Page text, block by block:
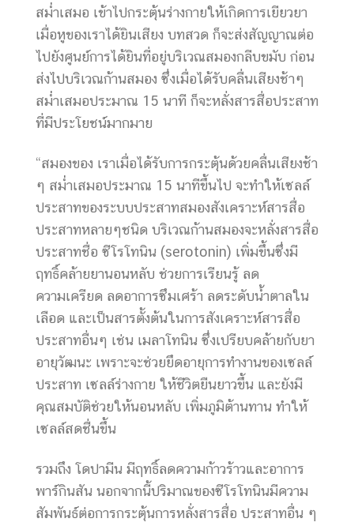
สม่ำเสมอ เข้าไปกระตุ้นร่างกายให้เกิดการเยียวยา
เมื่อหูของเราได้ยินเสียง บทสวด ก็จะส่งสัญญาณต่อ
ไปยังศูนย์การได้ยินที่อยู่บริเวณสมองกลีบขมับ ก่อน
ส่งไปบริเวณก้านสมอง ซึ่งเมื่อได้รับคลื่นเสียงช้าๆ
สม่ำเสมอประมาณ 15 นาที ก็จะหลั่งสารสื่อประสาท
ที่มีประโยชน์มากมาย
“สมองของ เราเมื่อได้รับการกระตุ้นด้วยคลื่นเสียงช้า
ๆ สม่ำเสมอประมาณ 15 นาทีขึ้นไป จะทำให้เซลล์
ประสาทของระบบประสาทสมองสังเคราะห์สารสื่อ
ประสาทหลายๆชนิด บริเวณก้านสมองจะหลั่งสารสื่อ
ประสาทชื่อ ซีโรโทนิน (serotonin) เพิ่มขึ้นซึ่งมี
ฤทธิ์คล้ายยานอนหลับ ช่วยการเรียนรู้ ลด
ความเครียด ลดอาการซึมเศร้า ลดระดับน้ำตาลใน
เลือด และเป็นสารตั้งต้นในการสังเคราะห์สารสื่อ
ประสาทอื่นๆ เช่น เมลาโทนิน ซึ่งเปรียบคล้ายกับยา
อายุวัฒนะ เพราะจะช่วยยึดอายุการทำงานของเซลล์
ประสาท เซลล์ร่างกาย ให้ชีวิตยืนยาวขึ้น และยังมี
คุณสมบัติช่วยให้นอนหลับ เพิ่มภูมิต้านทาน ทำให้
เซลล์สดชื่นขึ้น
รวมถึง โดปามีน มีฤทธิ์ลดความก้าวร้าวและอาการ
พาร์กินสัน นอกจากนี้ปริมาณของซีโรโทนินมีความ
สัมพันธ์ต่อการกระตุ้นการหลั่งสารสื่อ ประสาทอื่น ๆ